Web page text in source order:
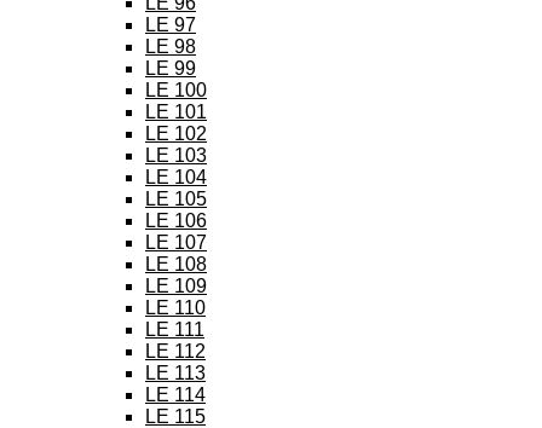
LE 97
LE 98
LE 99
LE 100
LE 101
LE 102
LE 103
LE 104
LE 105
LE 106
LE 107
LE 108
LE 109
LE 110
LE 111
LE 112
LE 113
LE 114
LE 115